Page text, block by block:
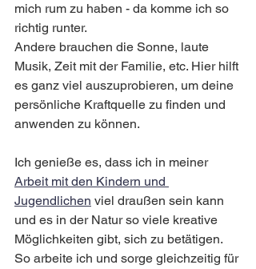
mich rum zu haben - da komme ich so
richtig runter.
Andere brauchen die Sonne, laute
Musik, Zeit mit der Familie, etc. Hier hilft
es ganz viel auszuprobieren, um deine
persönliche Kraftquelle zu finden und
anwenden zu können.
Ich genieße es, dass ich in meiner
Arbeit mit den Kindern und
Jugendlichen viel draußen sein kann
und es in der Natur so viele kreative
Möglichkeiten gibt, sich zu betätigen.
So arbeite ich und sorge gleichzeitig für